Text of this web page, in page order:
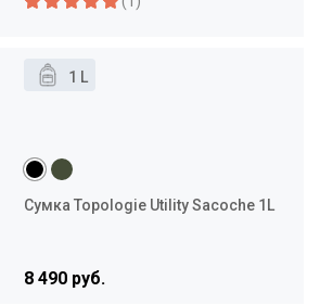
1 L
Сумка Topologie Utility Sacoche 1L
8 490 руб.